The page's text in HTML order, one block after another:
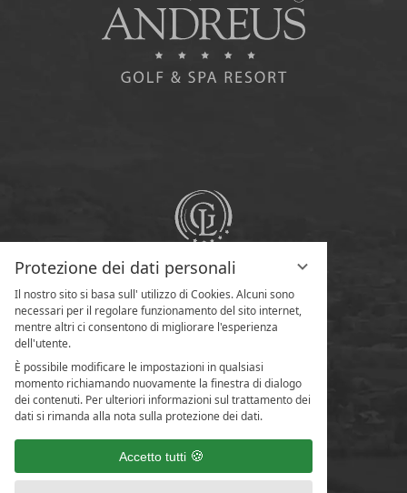
Protezione dei dati personali
Il nostro sito si basa sull' utilizzo di Cookies. Alcuni sono
necessari per il regolare funzionamento del sito internet,
mentre altri ci consentono di migliorare l'esperienza
dell'utente.
È possibile modificare le impostazioni in qualsiasi
momento richiamando nuovamente la finestra di dialogo
dei contenuti. Per ulteriori informazioni sul trattamento dei
dati si rimanda alla nota sulla protezione dei dati.
Accetto tutti